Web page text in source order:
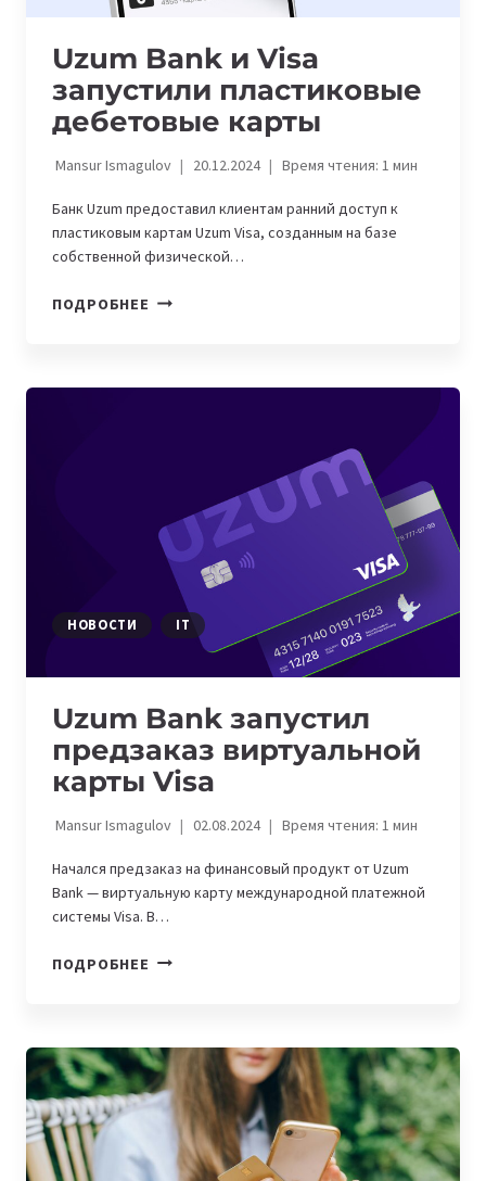
ЦИФРОВЫЕ
Uzum Bank и Visa
запустили пластиковые
дебетовые карты
Mansur Ismagulov 20.12.2024 Время чтения: 1мин
Банк Uzum предоставил клиентам ранний доступ к
пластиковым картам Uzum Visa, созданным на базе
собственной физической…
ПОДРОБНЕЕ UZUM
НОВОСТИ IT
Uzum Bank запустил
предзаказ виртуальной
карты Visa
Mansur Ismagulov 02.08.2024 Время чтения: 1мин
Начался предзаказ на финансовый продукт от Uzum
Bank — виртуальную карту международной платежной
системы Visa. В…
ПОДРОБНЕЕ UZUM
ВИРТУАЛЬНОЙ
КАРТЫ
VISA